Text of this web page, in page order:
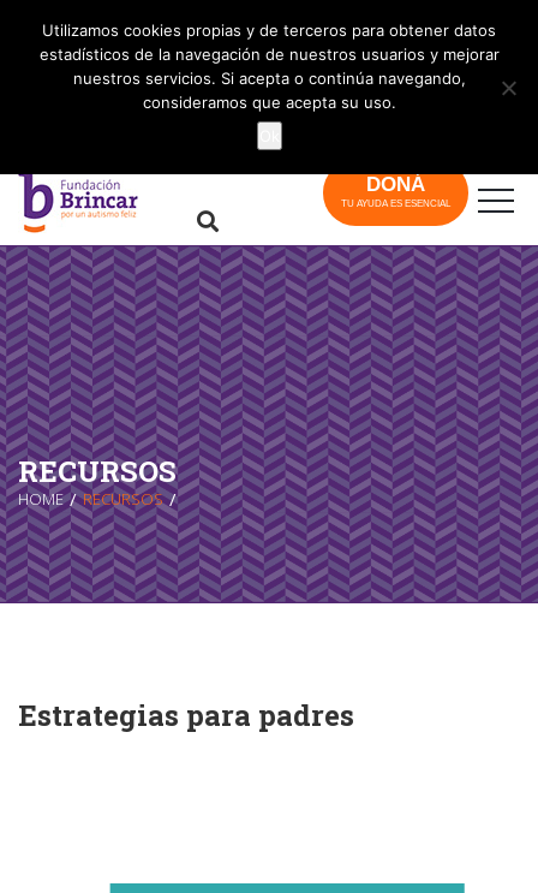
DONÁ
TU AYUDA ES ESENCIAL
RECURSOS
HOME RECURSOS
Estrategias para padres
Utilizamos cookies propias y de terceros para obtener datos
estadísticos de la navegación de nuestros usuarios y mejorar
nuestros servicios. Si acepta o continúa navegando,
consideramos que acepta su uso.